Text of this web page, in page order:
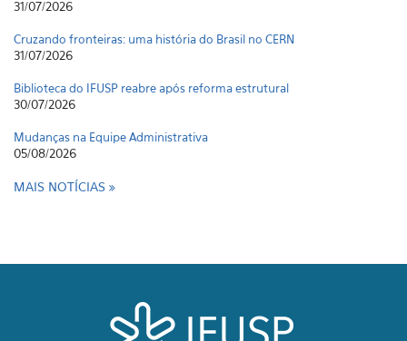
31/07/2026
Cruzando fronteiras: uma história do Brasil no CERN
31/07/2026
Biblioteca do IFUSP reabre após reforma estrutural
30/07/2026
Mudanças na Equipe Administrativa
05/08/2026
MAIS NOTÍCIAS